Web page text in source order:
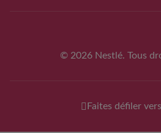
© 2026 Nestlé. Tous
Faites défiler